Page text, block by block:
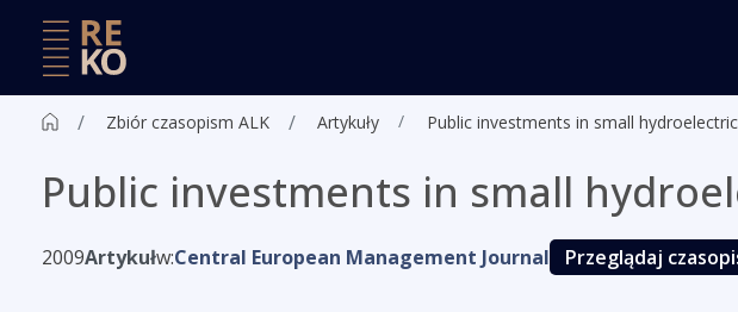
Zbiór czasopism ALK Artykuły Public investments in small
Public investments in small
2009Artykułw:Central European Management Journal Przeglądaj